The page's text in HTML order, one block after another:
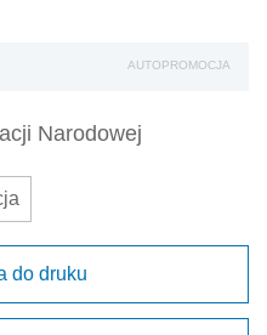
AUTOPROMOCJA
Narodowej
do druku